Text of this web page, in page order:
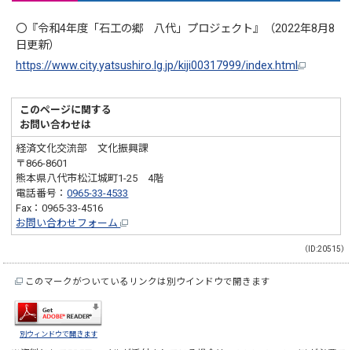
〇『令和4年度「石工の郷 八代」プロジェクト』（2022年8月8
日更新）
https://www.city.yatsushiro.lg.jp/kiji00317999/index.html
このページに関する
お問い合わせは
経済文化交流部 文化振興課
〒866-8601
熊本県八代市松江城町1-25 4階
電話番号：0965-33-4533
Fax：0965-33-4516
お問い合わせフォーム
（ID:20515）
このマークがついているリンクは別ウインドウで開きます
別ウィンドウで開きます